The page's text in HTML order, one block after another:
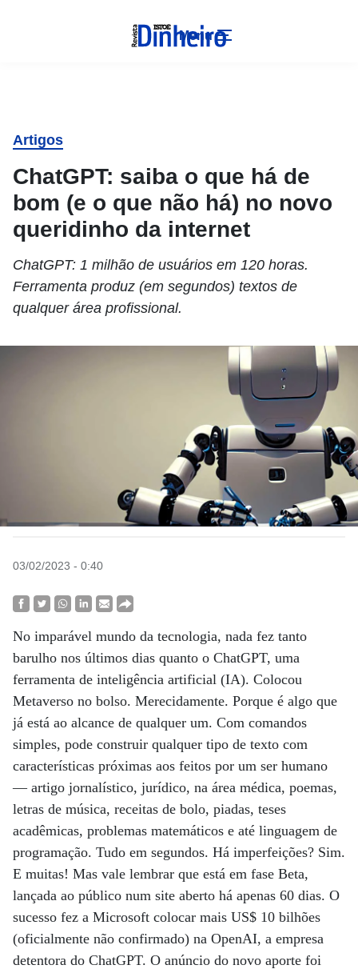
Menu
Artigos
ChatGPT: saiba o que há de
bom (e o que não há) no novo
queridinho da internet
ChatGPT: 1 milhão de usuários em 120 horas.
Ferramenta produz (em segundos) textos de
qualquer área profissional.
03/02/2023 - 0:40
No imparável mundo da tecnologia, nada fez tanto
barulho nos últimos dias quanto o ChatGPT, uma
ferramenta de inteligência artificial (IA). Colocou
Metaverso no bolso. Merecidamente. Porque é algo que
já está ao alcance de qualquer um. Com comandos
simples, pode construir qualquer tipo de texto com
características próximas aos feitos por um ser humano
— artigo jornalístico, jurídico, na área médica, poemas,
letras de música, receitas de bolo, piadas, teses
acadêmicas, problemas matemáticos e até linguagem de
programação. Tudo em segundos. Há imperfeições? Sim.
E muitas! Mas vale lembrar que está em fase Beta,
lançada ao público num site aberto há apenas 60 dias. O
sucesso fez a Microsoft colocar mais US$ 10 bilhões
(oficialmente não confirmado) na OpenAI, a empresa
detentora do ChatGPT. O anúncio do novo aporte foi